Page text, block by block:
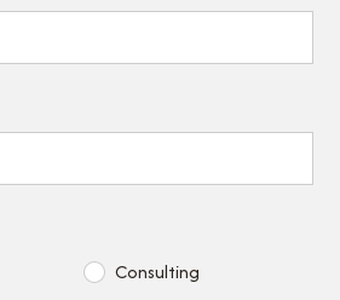
Consulting